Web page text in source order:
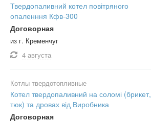
Твердопаливний котел повітряного
опаленння Кфв-300
Договорная
из г. Кременчуг
4 августа
Котлы твердотопливные
Котел твердопаливний на соломі (брикет,
тюк) та дровах від Виробника
Договорная